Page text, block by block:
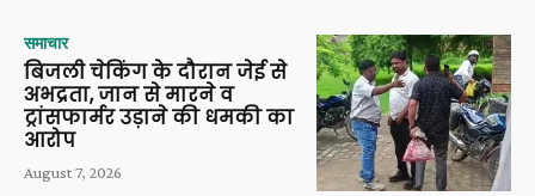
समाचार
बिजली चेकिंग के दौरान जेई से
अभद्रता, जान से मारने व
ट्रांसफार्मर उड़ाने की धमकी का
आरोप
August 7, 2026